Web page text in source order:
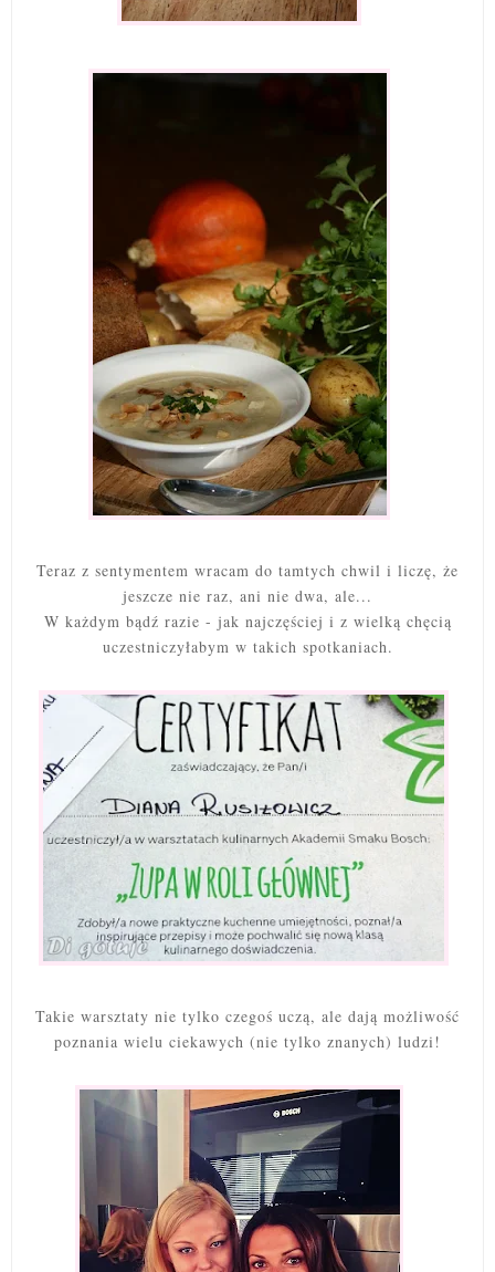
Teraz z sentymentem wracam do tamtych chwil i liczę, że
jeszcze nie raz, ani nie dwa, ale...
W każdym bądź razie - jak najczęściej i z wielką chęcią
uczestniczyłabym w takich spotkaniach.
Takie warsztaty nie tylko czegoś uczą, ale dają możliwość
poznania wielu ciekawych (nie tylko znanych) ludzi!